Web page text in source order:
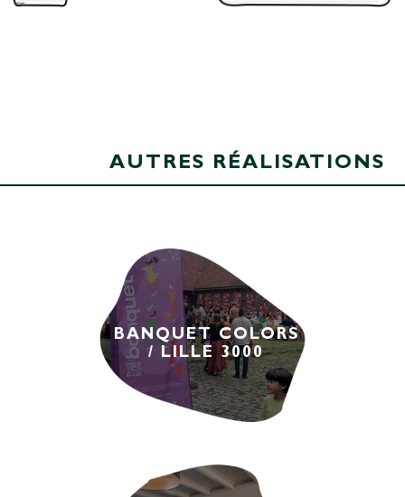
AUTRES RÉALISATIONS
BANQUET COLORS
/ LILLE 3000